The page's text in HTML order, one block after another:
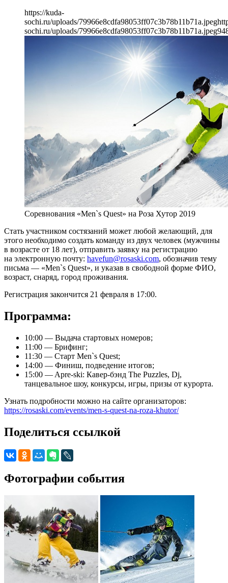
https://kuda-
sochi.ru/uploads/79966e8cdfa98053ff07c3b78b11b71a.jpeg
sochi.ru/uploads/79966e8cdfa98053ff07c3b78b11b71a.jpeg
Соревнования «Men`s Quest» на Роза Хутор 2019
Стать участником состязаний может любой желающий, для
этого необходимо создать команду из двух человек (мужчины
в возрасте от 18 лет), отправить заявку на регистрацию
на электронную почту: havefun@rosaski.com, обозначив тему
письма — «Men`s Quest», и указав в свободной форме ФИО,
возраст, снаряд, город проживания.
Регистрация закончится 21 февраля в 17:00.
Программа:
10:00 — Выдача стартовых номеров;
11:00 — Брифинг;
11:30 — Старт Men`s Quest;
14:00 — Финиш, подведение итогов;
15:00 — Apre-ski: Кавер-бэнд The Puzzles, Dj,
танцевальное шоу, конкурсы, игры, призы от курорта.
Узнать подробности можно на сайте организаторов:
https://rosaski.com/events/men-s-quest-na-roza-khutor/
Поделиться ссылкой
Фотографии события